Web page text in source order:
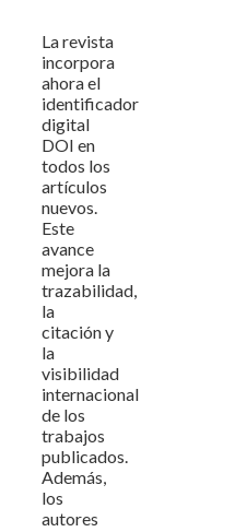
La revista
incorpora
ahora el
identificador
digital
DOI en
todos los
artículos
nuevos.
Este
avance
mejora la
trazabilidad,
la
citación y
la
visibilidad
internacional
de los
trabajos
publicados.
Además,
los
autores